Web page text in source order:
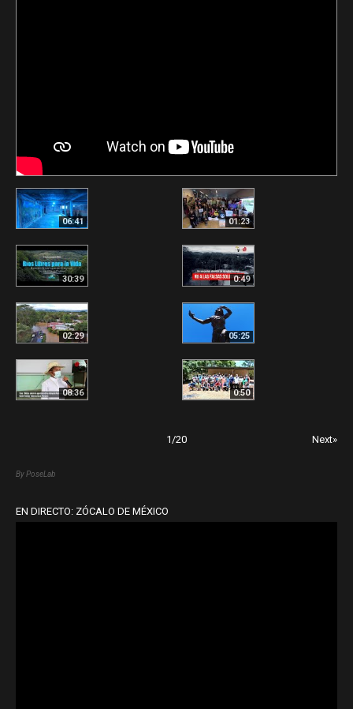
06:41 01:23
30:39 0:49
02:29 05:25
08:36 0:50
1/20 Next»
By PoseLab
EN DIRECTO: ZÓCALO DE MÉXICO